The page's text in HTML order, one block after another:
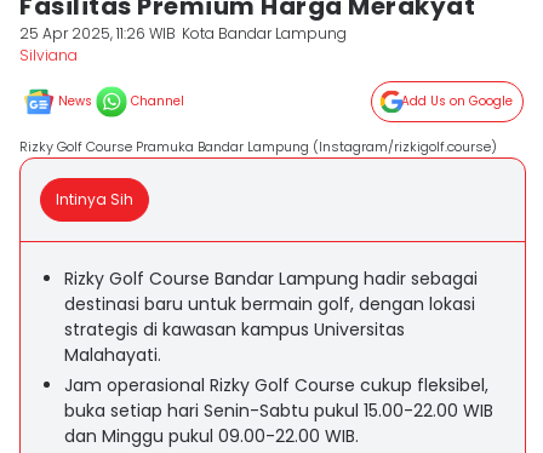
25 Apr 2025, 11:26 WIB Kota Bandar Lampung
Silviana
News Channel Add Us on Google
Rizky Golf Course Pramuka Bandar Lampung (Instagram/rizkigolf.course)
Intinya Sih
Rizky Golf Course Bandar Lampung hadir sebagai
destinasi baru untuk bermain golf, dengan lokasi
strategis di kawasan kampus Universitas
Malahayati.
Jam operasional Rizky Golf Course cukup fleksibel,
buka setiap hari Senin-Sabtu pukul 15.00-22.00 WIB
dan Minggu pukul 09.00-22.00 WIB.